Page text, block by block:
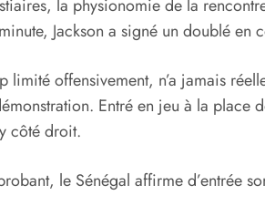
la physionomie de la
Jackson a signé un doublé en
limité offensivement, n’a jamais
Entré en jeu à la place
côté droit.
le Sénégal affirme d’entrée